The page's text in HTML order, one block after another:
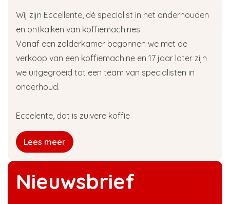
Nieuwsbrief
Wij zijn Eccellente, dé specialist in het onderhouden
en ontkalken van koffiemachines.
Vanaf een zolderkamer begonnen we met de
verkoop van een koffiemachine en 17 jaar later zijn
we uitgegroeid tot een team van specialisten in
onderhoud.
Eccelente, dat is zuivere koffie
Lees meer